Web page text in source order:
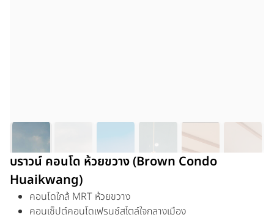
บราวน์ คอนโด ห้วยขวาง (Brown Condo
Huaikwang)
คอนโดใกล้ MRT ห้วยขวาง
คอนเซ็ปต์คอนโดเฟรนช์สไตล์ใจกลางเมือง